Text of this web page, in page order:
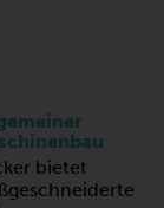
bietet